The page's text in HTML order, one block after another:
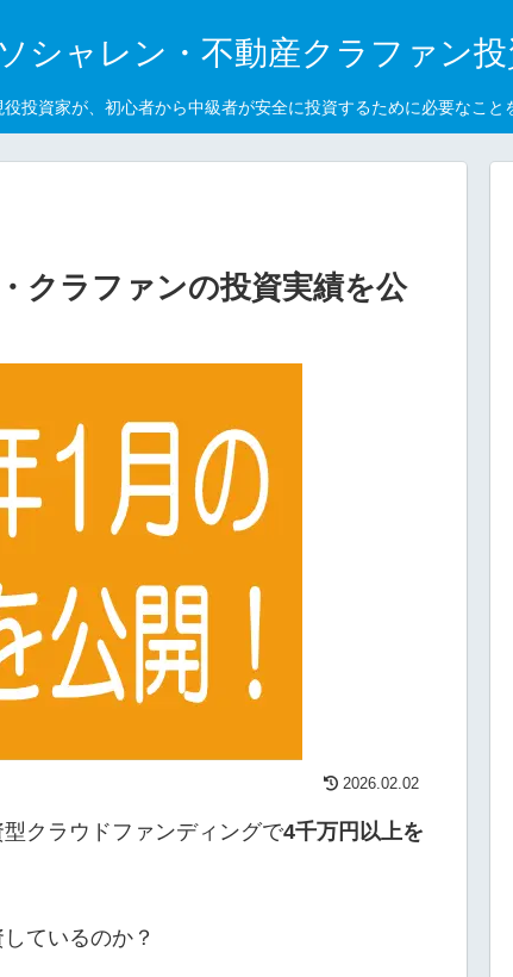
シャレン・不動産クラファン
投資家が、初心者から中級者が安全に投資するために必要なこと
クラファンの投資実績を公
2026.02.02
クラウドファンディングで4千万円以上を
ているのか？